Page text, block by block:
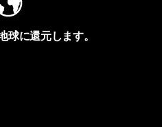
球に還元します。